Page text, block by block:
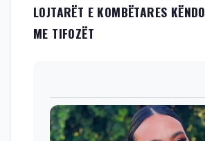
LOJTARËT E KOMBËTARES
ME TIFOZËT